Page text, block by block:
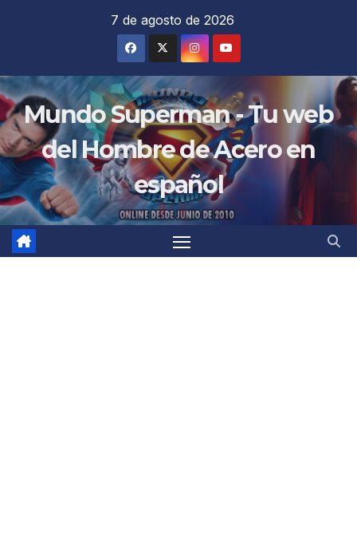
7 de agosto de 2026
Mundo Superman - Tu web
del Hombre de Acero en
español